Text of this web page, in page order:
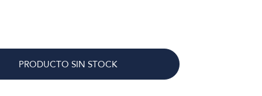
PRODUCTO SIN STOCK